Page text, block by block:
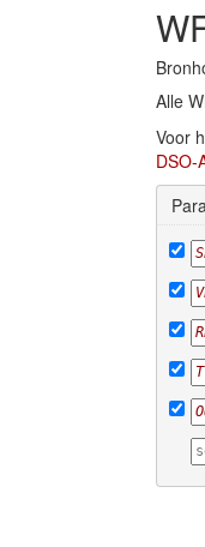
Alle
Voor
DSO-